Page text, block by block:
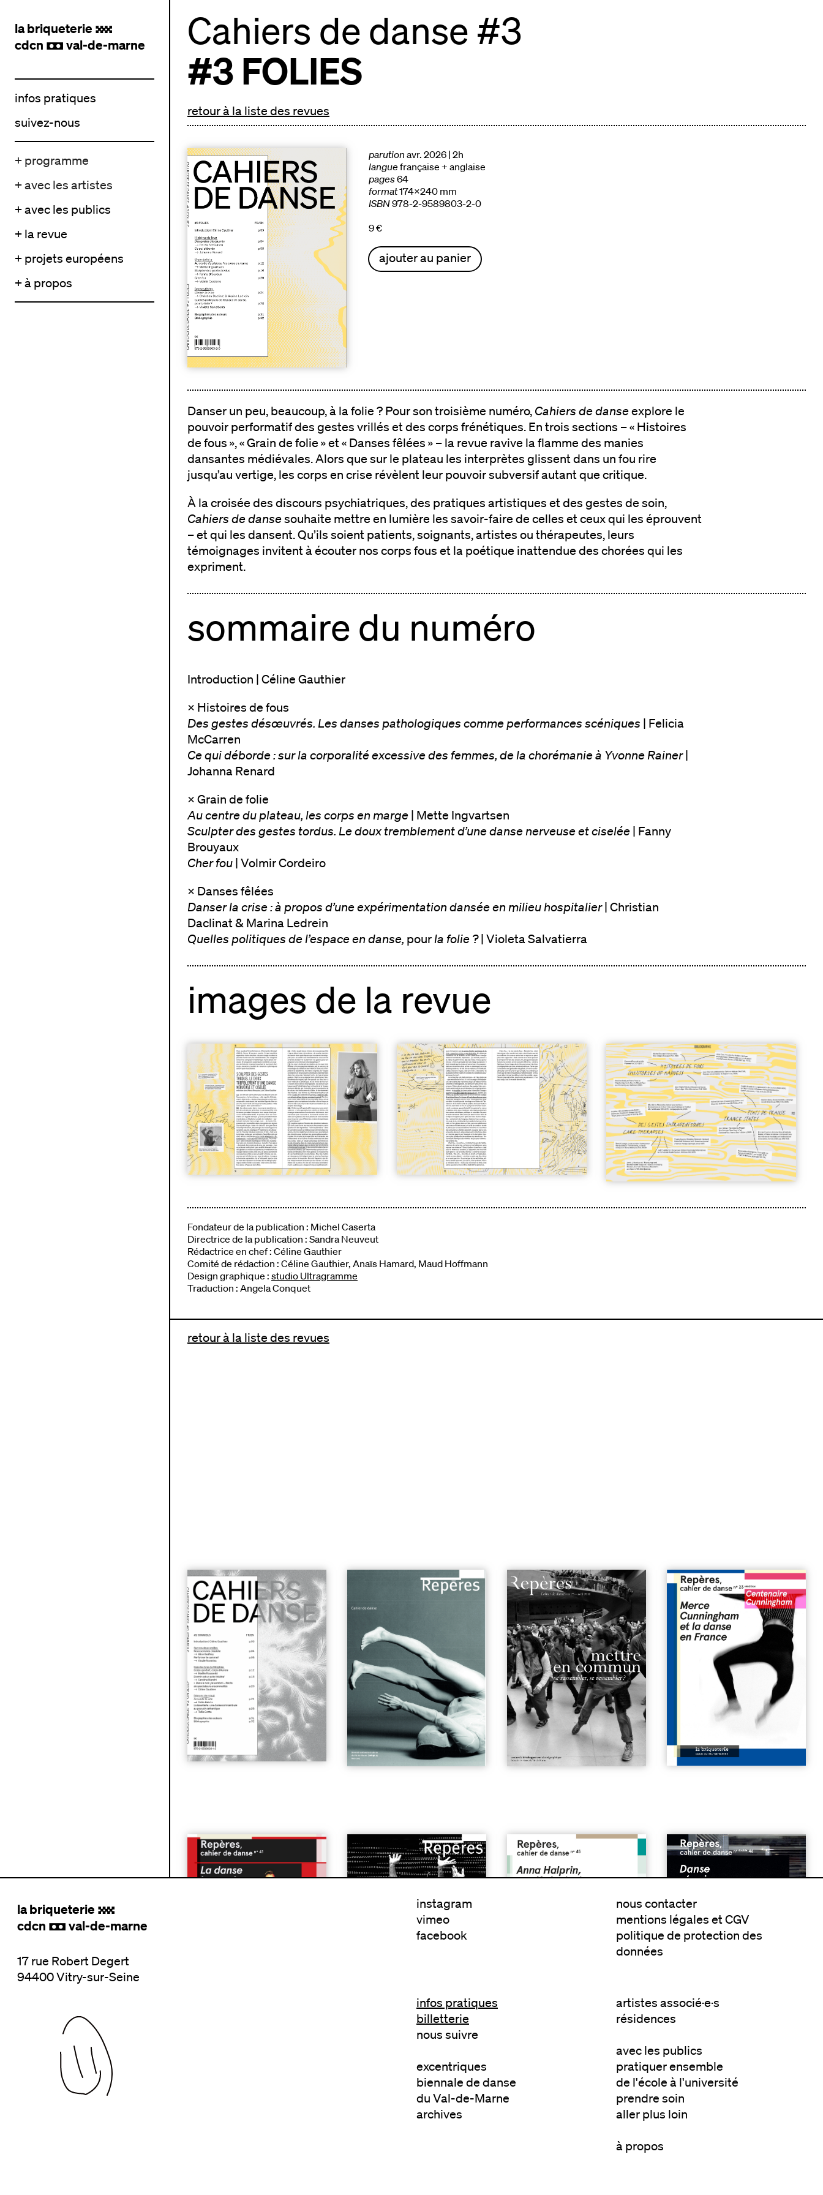
la briqueterie .
cdcn , val-de-marne
infos pratiques
suivez-nous
+ programme
+ avec les artistes
+ avec les publics
+ la revue
+ projets européens
+ à propos
Cahiers de danse #3
#3 FOLIES
retour à la liste des revues
parution avr. 2026 | 2h
langue française + anglaise
pages64
format174x240 mm
ISBN978-2-9589803-2-0
9 €
ajouter au panier
Danser un peu, beaucoup, à la folie ? Pour son troisième numéro, Cahiers de danseexplore le
pouvoir performatif des gestes vrillés et des corps frénétiques. En trois sections – « Histoires
de fous », « Grain de folie » et « Danses fêlées » – la revue ravive la flamme des manies
dansantes médiévales. Alors que sur le plateau les interprètes glissent dans un fou rire
jusqu’au vertige, les corps en crise révèlent leur pouvoir subversif autant que critique.
À la croisée des discours psychiatriques, des pratiques artistiques et des gestes de soin,
Cahiers de dansesouhaite mettre en lumière les savoir-faire de celles et ceux qui les éprouvent
– et qui les dansent. Qu’ils soient patients, soignants, artistes ou thérapeutes, leurs
témoignages invitent à écouter nos corps fous et la poétique inattendue des chorées qui les
expriment.
sommaire du numéro
Introduction | Céline Gauthier
× Histoires de fous
Des gestes désœuvrés. Les danses pathologiques comme performances scéniques | Felicia
McCarren
Ce qui déborde : sur la corporalité excessive des femmes, de la chorémanie à Yvonne Rainer|
Johanna Renard
× Grain de folie
Au centre du plateau, les corps en marge | Mette Ingvartsen
Sculpter des gestes tordus. Le doux tremblement d’une danse nerveuse et ciselée | Fanny
Brouyaux
Cher fou | Volmir Cordeiro
× Danses fêlées
Danser la crise : à propos d’une expérimentation dansée en milieu hospitalier| Christian
Daclinat & Marina Ledrein
Quelles politiques de l’espace en danse, pour la folie ?| Violeta Salvatierra
images de la revue
Fondateur de la publication : Michel Caserta
Directrice de la publication : Sandra Neuveut
Rédactrice en chef : Céline Gauthier
Comité de rédaction : Céline Gauthier, Anaïs Hamard, Maud Hoffmann
Design graphique : studio Ultragramme
Traduction : Angela Conquet
retour à la liste des revues
#2 Sommeils | 9€
n°15 | Danse et presse - Isadora
n°25 | Mettre en commun| 6€
n°23 réédition | Merce
Cunningham et la danse en
France| 7€
n°41 | La danse japonaise en
France| 7€
n°12 | Danse baroque, danse
africaine…| 5€
n°45 | Anna Halprin, un siècle
de danse | 7€
n°46 | Danse et Soins| 7€
la briqueterie .
cdcn , val-de-marne
17 rue Robert Degert
94400 Vitry-sur-Seine
instagram
vimeo
facebook
nous contacter
mentions légales et CGV
politique de protection des
données
infos pratiques
billetterie
nous suivre
excentriques
biennale de danse
du Val-de-Marne
archives
artistes associé·e·s
résidences
avec les publics
pratiquer ensemble
de l'école à l'université
prendre soin
aller plus loin
à propos